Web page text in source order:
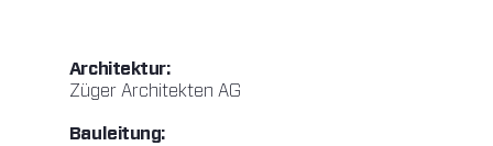
Architektur:
Züger Architekten AG
Bauleitung: